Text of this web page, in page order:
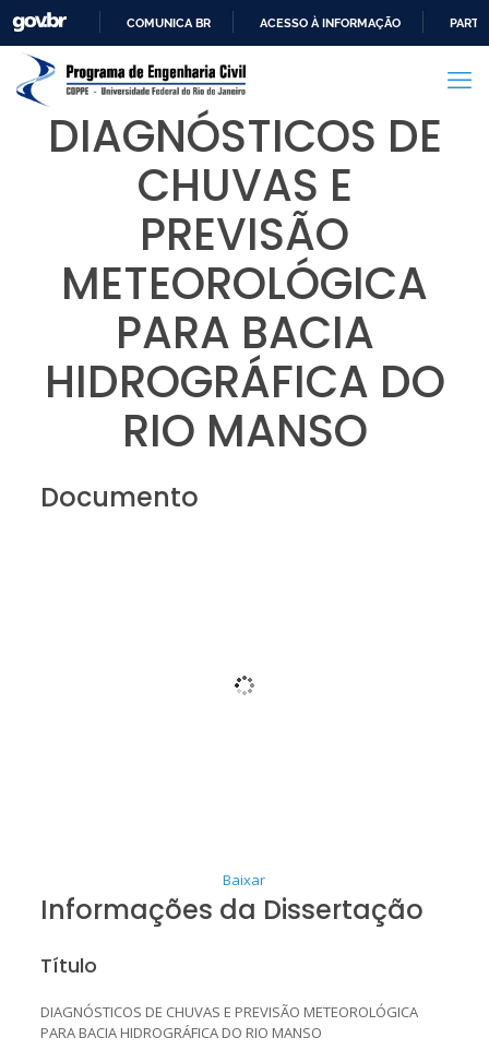
PARA
CONTEÚDO
COMUNICA BR ACESSO À INFORMAÇÃO
DIAGNÓSTICOS DE
CHUVAS E
PREVISÃO
METEOROLÓGICA
PARA BACIA
HIDROGRÁFICA DO
RIO MANSO
Documento
Baixar
Informações da Dissertação
Título
DIAGNÓSTICOS DE CHUVAS E PREVISÃO METEOROLÓGICA
PARA BACIA HIDROGRÁFICA DO RIO MANSO